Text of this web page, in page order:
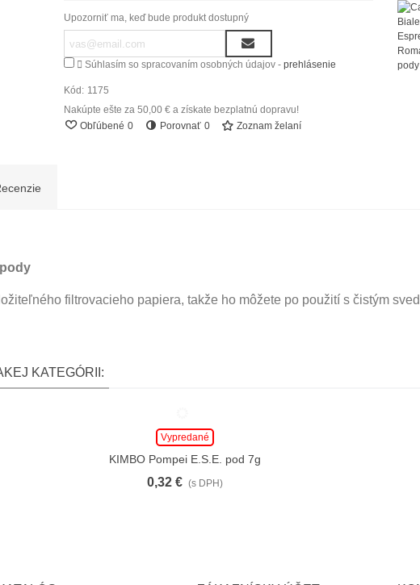
Upozorniť ma, keď bude produkt dostupný
 Súhlasím so spracovaním osobných údajov - prehlásenie
Kód: 1175
Nakúpte ešte za 50,00 €a získate bezplatnú dopravu!
Obľúbené 0 Porovnať 0 Zoznam želaní
filtrovacieho papiera, takže ho môžete po použití s čistým
KATEGÓRII:
Vypredané
KIMBO Pompei E.S.E. pod 7g
0,32 € (s DPH)